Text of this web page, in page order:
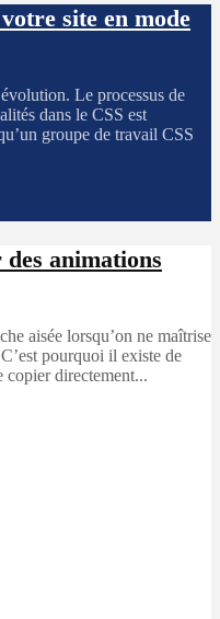
site en mode
Le processus de
dans le CSS est
groupe de travail CSS
animations
aisée lorsqu’on ne maîtrise
pourquoi il existe de
copier directement...